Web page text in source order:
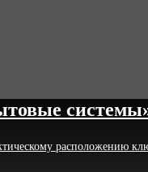
расположению